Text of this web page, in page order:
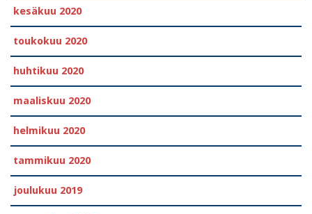
kesäkuu 2020
toukokuu 2020
huhtikuu 2020
maaliskuu 2020
helmikuu 2020
tammikuu 2020
joulukuu 2019